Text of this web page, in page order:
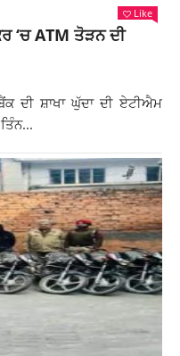
Like
‘ਚ ATM ਤੋੜਨ ਦੀ
ਦੀ ਸ਼ਾਖਾ ਘੁੱਦਾ ਦੀ ਏਟੀਐਮ